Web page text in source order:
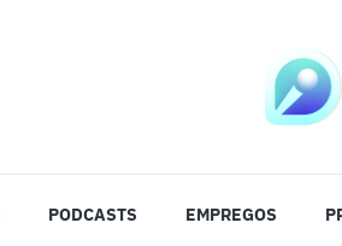
PODCASTS EMPREGOS